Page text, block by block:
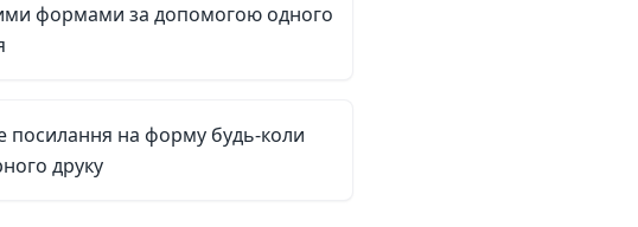
формами за допомогою одного
посилання на форму будь-коли
друку